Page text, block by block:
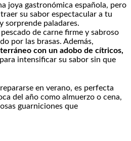
joya gastronómica española, pero
su sabor espectacular a tu
sorprende paladares.
de carne firme y sabroso
por las brasas. Además,
con un adobo de cítricos,
para intensificar su sabor sin que
en verano, es perfecta
del año como almuerzo o cena,
guarniciones que